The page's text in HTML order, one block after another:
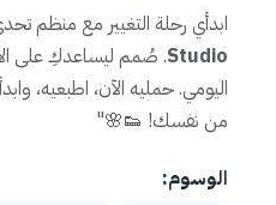
ابدأي رحلة التغيير مع منظم
Studio. صُمم ليساعدكِ على
اليومي. حمليه الآن، اطبعيه،
من نفسك! 👟🌸"
الوسوم: